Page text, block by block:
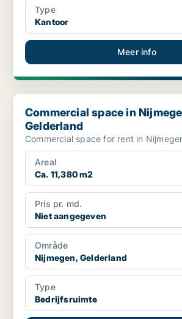
Type
Kantoor
Meer info
Commercial space in Nijmegen,
Commercial space in
Gelderland
Commercial space for rent in
Areal
Ca. 11,380 m2
Pris pr. md.
Niet aangegeven
Område
Nijmegen, Gelderland
Type
Bedrijfsruimte